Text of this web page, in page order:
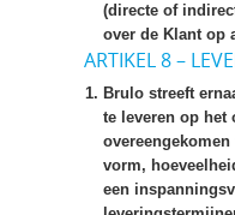
(directe of
over de Klant op
ARTIKEL 8 –
Brulo streeft
te leveren op het
vorm,
een